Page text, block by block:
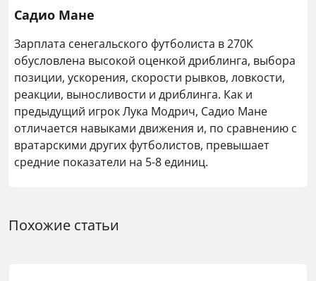
Садио Мане
Зарплата сенегальского футболиста в 270К
обусловлена высокой оценкой дриблинга, выбора
позиции, ускорения, скорости рывков, ловкости,
реакции, выносливости и дриблинга. Как и
предыдущий игрок Лука Модрич, Садио Мане
отличается навыками движения и, по сравнению с
вратарскими других футболистов, превышает
средние показатели на 5-8 единиц.
Похожие статьи